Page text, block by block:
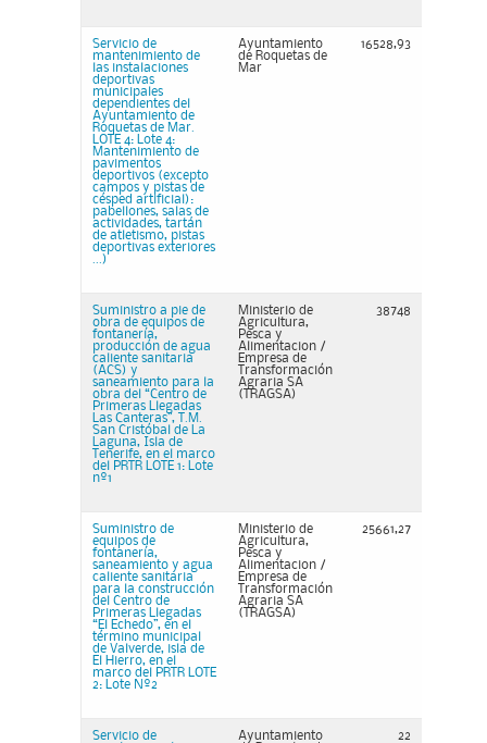
Servicio de
mantenimiento de
las instalaciones
deportivas
municipales
dependientes del
Ayuntamiento de
Roquetas de Mar.
LOTE 4: Lote 4:
Mantenimiento de
pavimentos
deportivos (excepto
campos y pistas de
césped artificial):
pabellones, salas de
actividades, tartán
de atletismo, pistas
deportivas exteriores
...)
Ayuntamiento
de Roquetas de
Mar
16528,93
Suministro a pie de
obra de equipos de
fontanería,
producción de agua
caliente sanitaria
(ACS) y
saneamiento para la
obra del “Centro de
Primeras Llegadas
Las Canteras”, T.M.
San Cristóbal de La
Laguna, Isla de
Tenerife, en el marco
del PRTR LOTE 1: Lote
nº1
Ministerio de
Agricultura,
Pesca y
Alimentacion /
Empresa de
Transformación
Agraria SA
(TRAGSA)
38748
Suministro de
equipos de
fontanería,
saneamiento y agua
caliente sanitaria
para la construcción
del Centro de
Primeras Llegadas
“El Echedo”, en el
término municipal
de Valverde, isla de
El Hierro, en el
marco del PRTR LOTE
2: Lote Nº2
Ministerio de
Agricultura,
Pesca y
Alimentacion /
Empresa de
Transformación
Agraria SA
(TRAGSA)
25661,27
Servicio de
Ayuntamiento
22